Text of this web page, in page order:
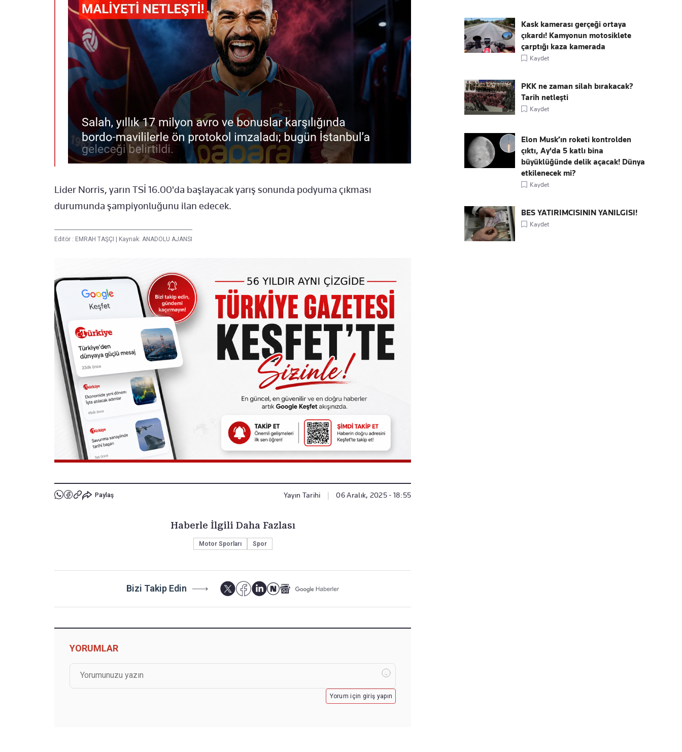
Lider Norris, yarın TSİ 16.00'da başlayacak yarış sonunda podyuma çıkması
durumunda şampiyonluğunu ilan edecek.
Editör : EMRAH TAŞÇI | Kaynak: ANADOLU AJANSI
Paylaş Yayın Tarihi 06 Aralık, 2025 - 18:55
Haberle İlgili Daha Fazlası
Motor Sporları Spor
Bizi Takip Edin
YORUMLAR
Yorum için giriş yapın
Kask kamerası gerçeği ortaya
çıkardı! Kamyonun motosiklete
çarptığı kaza kamerada
Kaydet
PKK ne zaman silah bırakacak?
Tarih netleşti
Kaydet
Elon Musk’ın roketi kontrolden
çıktı, Ay'da 5 katlı bina
büyüklüğünde delik açacak! Dünya
etkilenecek mi?
Kaydet
BES YATIRIMCISININ YANILGISI!
Kaydet